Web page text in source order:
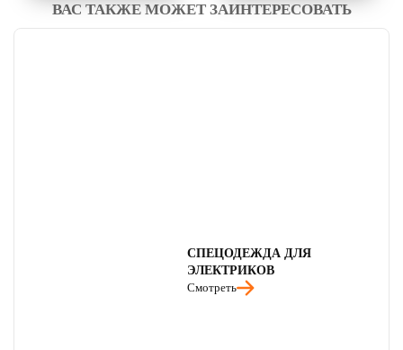
ВАС ТАКЖЕ МОЖЕТ ЗАИНТЕРЕСОВАТЬ
СПЕЦОДЕЖДА ДЛЯ
ЭЛЕКТРИКОВ
Смотреть